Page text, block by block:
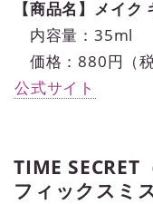
【商品名】メイ
内容量：35ml
価格：880円（税
公式サイト
TIME
フィックスミ